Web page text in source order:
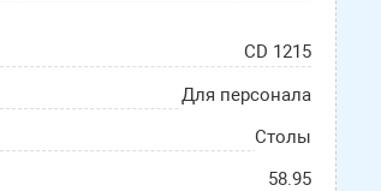
CD 1215
Для персонала
Столы
58.95